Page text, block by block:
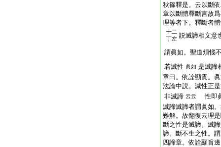
秋篠釋是。云以斷
章以斷體釋斷言故
理等者下。釋斷者
十二
丁左 説滅諦相文意
謂眞如。聖道煩惱
若滅性 眞如 是滅諦
章曰。依詮顯實。
法論中説。滅性正
非滅諦 云云
性即
滅諦滅諦者謂眞如
難解。故翻復云理
斷之性是滅諦。滅
諦。斷不生之性。
四諦章。依詮顯旨